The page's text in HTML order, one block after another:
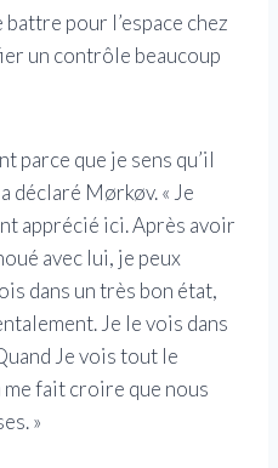
pour l’espace chez
un contrôle beaucoup
parce que je sens qu’il
déclaré Mørkøv. « Je
apprécié ici. Après avoir
avec lui, je peux
dans un très bon état,
Je le vois dans
Je vois tout le
fait croire que nous
»